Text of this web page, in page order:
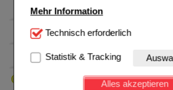
Mehr Information
Technisch Notwendig:Hierbei
Website notwendig sind (z.B.
Kundenkonto), weshalb auf diese
werden kann.
Technisch erforderlich
Statistik & Tracking
Alles akzeptieren